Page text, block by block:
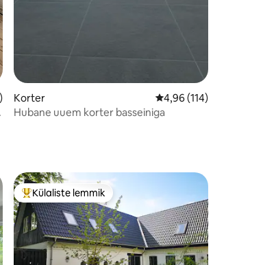
4,93/5, 101 hinnangut
Korter Keskmine hinnang
4,96 (114)
Hubane uuem korter basseiniga
Külaliste suur lemmik
Külaliste lemmik